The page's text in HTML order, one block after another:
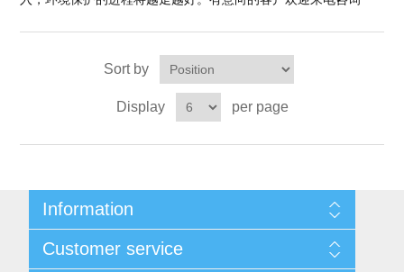
Sort by
Display per page
Information
Shipping & returns
Customer service